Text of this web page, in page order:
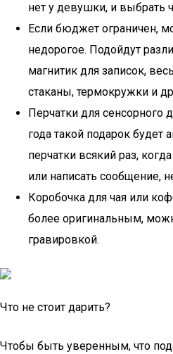
нет у девушки, и выбрать
Если бюджет ограничен,
недорогое. Подойдут
магнитик для записок,
стаканы, термокружки и
Перчатки для сенсорного
года такой подарок будет
перчатки всякий раз,
или написать сообщение,
Коробочка для чая или
более оригинальным,
гравировкой.
Что не стоит дарить?
Чтобы быть уверенным, что